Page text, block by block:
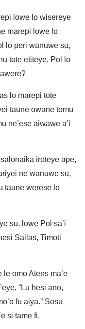
lowe lo wisereye
marepi lowe lo
lo peri wanuwe su,
tote etiteye. Pol lo
lo marepi tote
taune owane tomu
ne’ese aiwawe a’i
iroteye ape,
ne wanuwe su,
taune werese lo
su, lowe Pol sa’i
Sailas, Timoti
omo Atens ma’e
“Lu hesi ano,
fu aiya.” Sosu
si tame fi.